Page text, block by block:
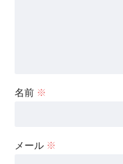
名前 ※
メール ※